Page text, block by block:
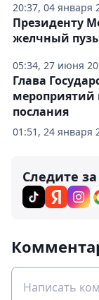
20:37, 04 января
05:34, 27 июня
Президенту
желчный
01:51, 24 января
Глава
мероприятий
послания
Следите